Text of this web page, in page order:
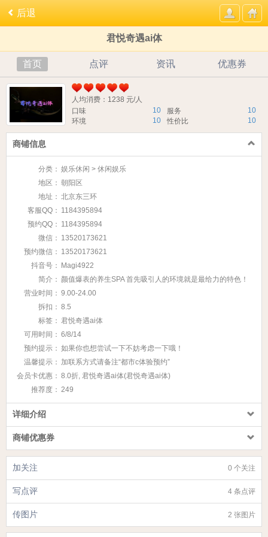
后退
君悦奇遇ai体
首页 点评 资讯 优惠券
人均消费：1238 元/人
10
口味 10
服务
10
环境 10
性价比
商铺信息
分类： 娱乐休闲 > 休闲娱乐
地区： 朝阳区
地址： 北京东三环
客服QQ： 1184395894
预约QQ： 1184395894
微信： 13520173621
预约微信： 13520173621
抖音号：
Magi4922
简介： 颜值爆表的养生SPA 首先吸引人的环境就是最给力的特色！
营业时间： 9.00-24.00
拆扣： 8.5
标签： 君悦奇遇ai体
可用时间： 6/8/14
预约提示： 如果你也想尝试一下不妨考虑一下哦！
温馨提示： 加联系方式请备注“都市c体验预约”
会员卡优惠： 8.0折, 君悦奇遇ai体(君悦奇遇ai体)
推荐度： 249
详细介绍
商铺优惠券
0 个关注
加关注
4 条点评
写点评
2 张图片
传图片